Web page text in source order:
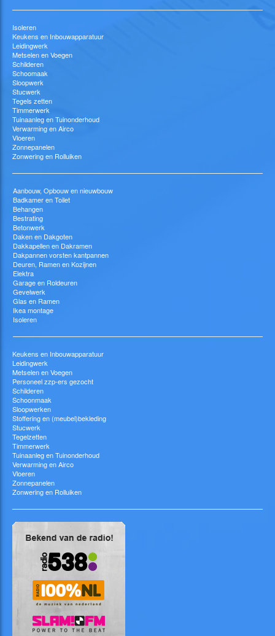
Isoleren
Keukens en Inbouwapparatuur
Leidingwerk
Metselen en Voegen
Schilderen
Schoomaak
Sloopwerk
Stucwerk
Tegels zetten
Timmerwerk
Tuinaanleg en Tuinonderhoud
Verwarming en Airco
Vloeren
Zonnepanelen
Zonwering en Rolluiken
Aanbouw, Opbouw en nieuwbouw
Badkamer en Toilet
Behangen
Bestrating
Betonwerk
Daken en Dakgoten
Dakkapellen en Dakramen
Dakpannen vorsten kantpannen
Deuren, Ramen en Kozijnen
Elektra
Garage en Roldeuren
Gevelwerk
Glas en Ramen
Ikea montage
Isoleren
Keukens en Inbouwapparatuur
Leidingwerk
Metselen en Voegen
Personeel zzp-ers gezocht
Schilderen
Schoonmaak
Sloopwerken
Stoffering en (meubel)bekleding
Stucwerk
Tegelzetten
Timmerwerk
Tuinaanleg en Tuinonderhoud
Verwarming en Airco
Vloeren
Zonnepanelen
Zonwering en Rolluiken